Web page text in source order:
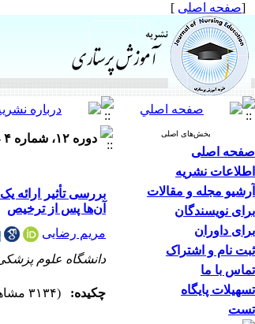
[صفحه اصلی ]
بخش‌های اصلی
صفحه اصلی
اطلاعات نشریه
آرشیو مجله و مقالات
برای نویسندگان
برای داوران
ثبت نام و اشتراک
تماس با ما
تسهیلات پایگاه
تست
دوره ۱۲، شماره ۴ - ( مهر و آبان ۱۴۰۲ )
بررسی تأثیر ارائه
آن‌ها پس از ترخیص
مریم رضایی
دانشگاه علوم
چکیده: (۳۱۳۴ مشاهده)